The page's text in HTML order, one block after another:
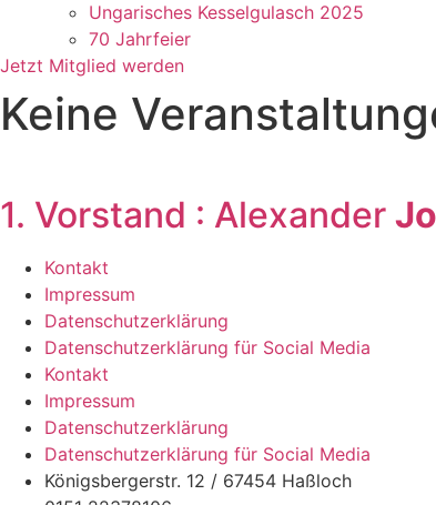
Ungarisches Kesselgulasch 2025
70 Jahrfeier
Jetzt Mitglied werden
Keine
1. Vorstand : Alexander
Kontakt
Impressum
Datenschutzerklärung
Datenschutzerklärung für Social Media
Kontakt
Impressum
Datenschutzerklärung
Datenschutzerklärung für Social Media
Königsbergerstr. 12 / 67454 Haßloch